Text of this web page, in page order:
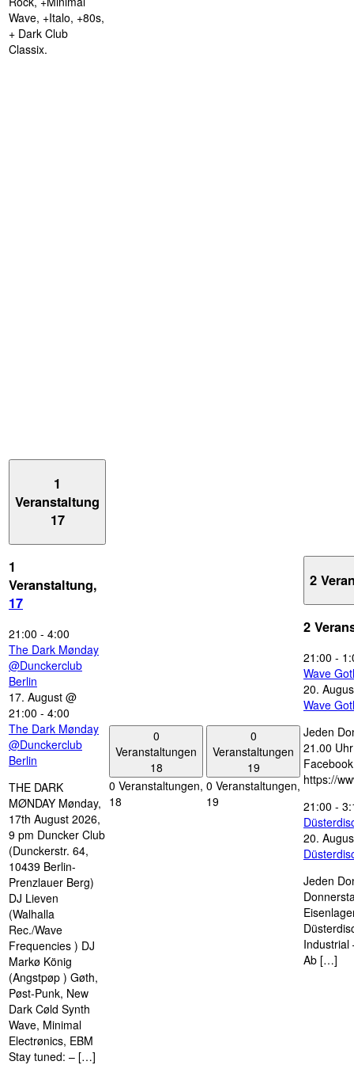
Wave, +Italo, +80s,
+ Dark Club
Classix.
1
Veranstaltung
17
1
Veranstaltung,
17
21:00 - 4:00
The Dark Mønday
@Dunckerclub
Berlin
17. August @
21:00 - 4:00
The Dark Mønday
@Dunckerclub
Berlin
THE DARK
MØNDAY Mønday,
17th August 2026,
9 pm Duncker Club
(Dunckerstr. 64,
10439 Berlin-
Prenzlauer Berg)
DJ Lieven
(Walhalla
Rec./Wave
Frequencies ) DJ
Markø König
(Angstpøp ) Gøth,
Pøst-Punk, New
Dark Cøld Synth
Wave, Minimal
Electrønics, EBM
Stay tuned: – […]
0
Veranstaltungen
18
0 Veranstaltungen,
18
0
Veranstaltungen
19
0 Veranstaltungen,
19
2
2
21:00 -
Wave
20.
Wave
Jeden
21.00
https://
21:00 -
20.
Jeden
Industrial
Ab […]